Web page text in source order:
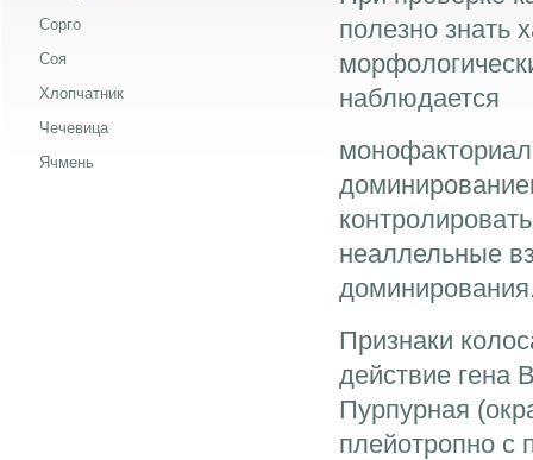
полезно знать
наблюдается
неаллельные
Признаки
действие гена
Пурпурная
плейотропно с
Сорго
Соя
Хлопчатник
Чечевица
Ячмень